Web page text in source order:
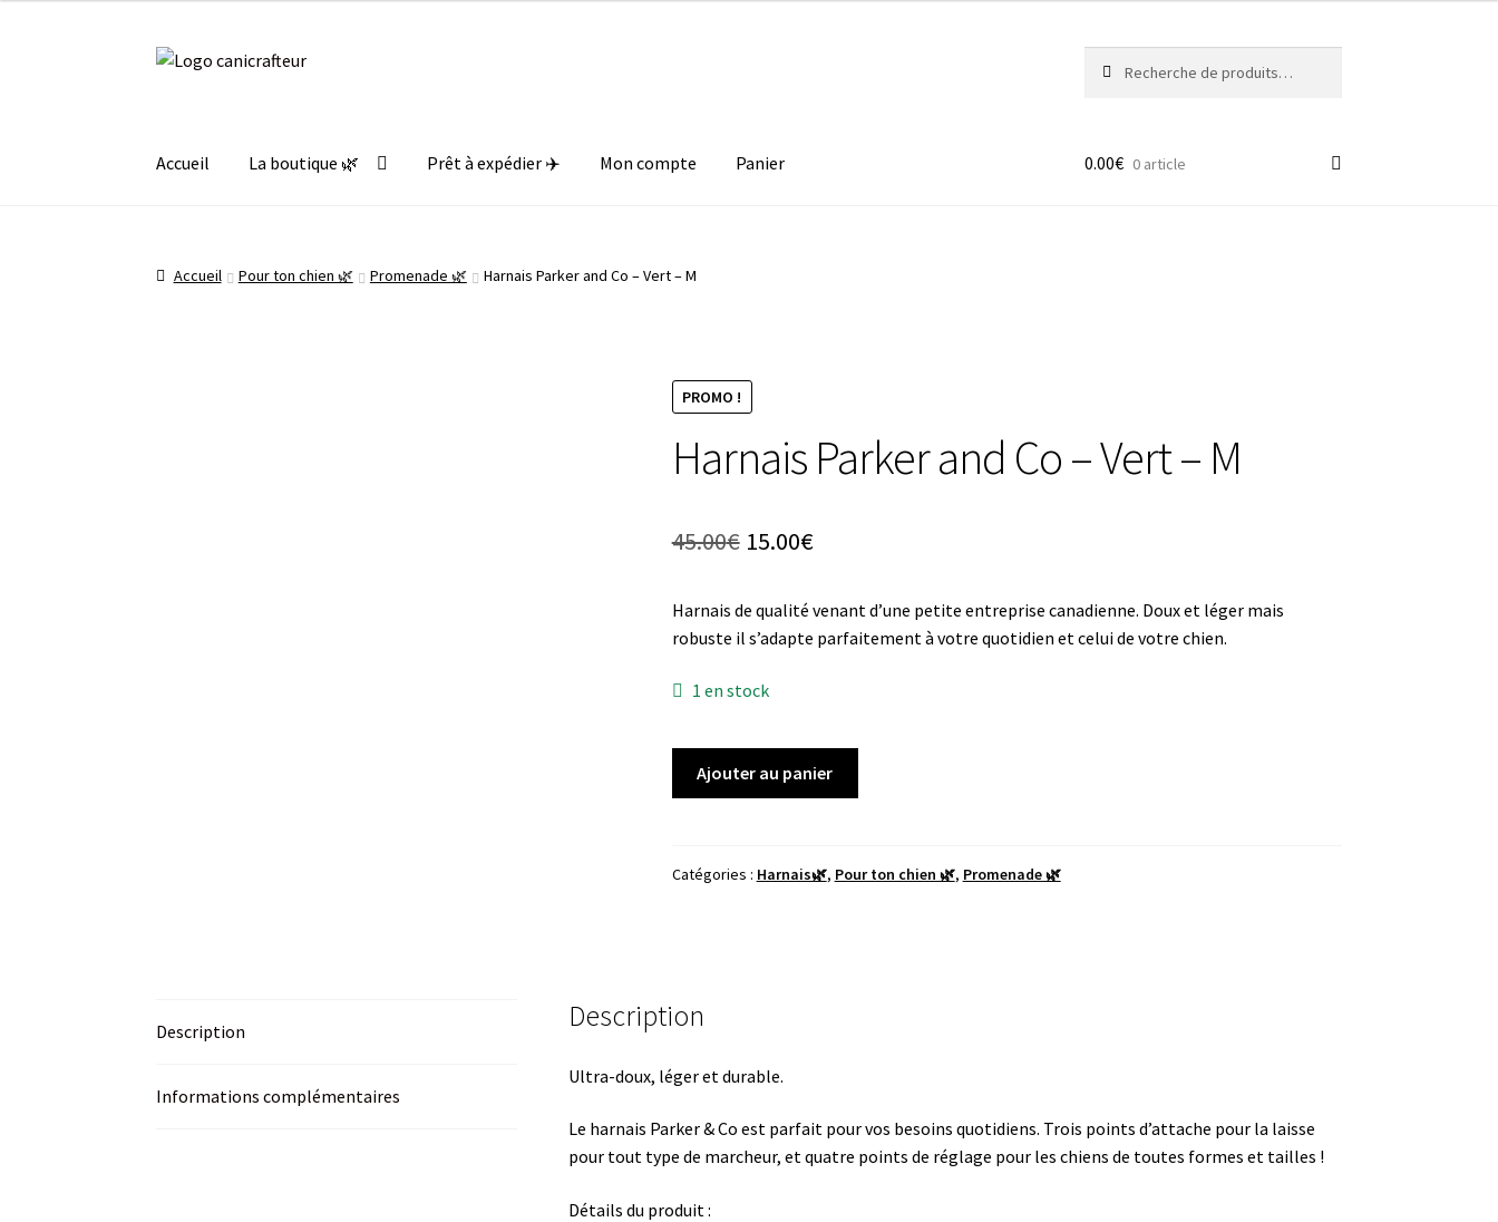
Aller
Aller
pour :
Accueil La boutique 🌿 Prêt à expédier ✈️ Mon compte Panier 0.00€ 0 article
Accueil Pour ton chien 🌿 Promenade 🌿 Harnais Parker and Co – Vert – M
PROMO !
Harnais Parker and Co – Vert – M
45.00€ Le
initial
45.00€.
15.00€Le
actuel
Harnais de qualité venant d’une petite entreprise canadienne. Doux et léger mais
robuste il s’adapte parfaitement à votre quotidien et celui de votre chien.
1 en stock
and
M
Ajouter au panier
Catégories : Harnais🌿, Pour ton chien 🌿, Promenade 🌿
Description
Informations complémentaires
Description
Ultra-doux, léger et durable.
Le harnais Parker & Co est parfait pour vos besoins quotidiens. Trois points d’attache pour la laisse
pour tout type de marcheur, et quatre points de réglage pour les chiens de toutes formes et tailles !
Détails du produit :